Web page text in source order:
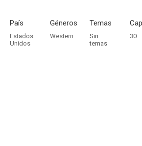
País
Estados
Unidos
Géneros
Western
Temas
Sin
temas
30